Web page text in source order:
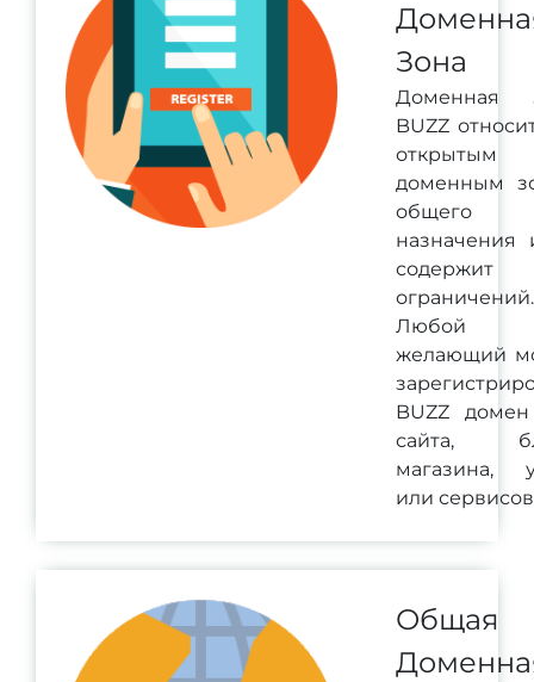
Зона
Доменная
BUZZ
открытым
доменным
общего
назначения
содержит
ограничений.
Любой
желающий
BUZZ
сайта,
магазина,
или
Общая